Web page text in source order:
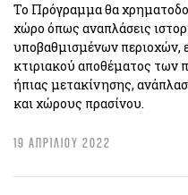
Το Πρόγραμμα θα
χώρο όπως αναπλάσεις
υποβαθμισμένων περιοχών,
κτιριακού αποθέματος των
ήπιας μετακίνησης,
και χώρους πρασίνου.
19 ΑΠΡΙΛΙΟΥ 2022